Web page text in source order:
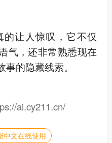
的让人惊叹，它不仅
气，还非常熟悉现在
的隐藏线索。
ai.cy211.cn/
中文在线使用